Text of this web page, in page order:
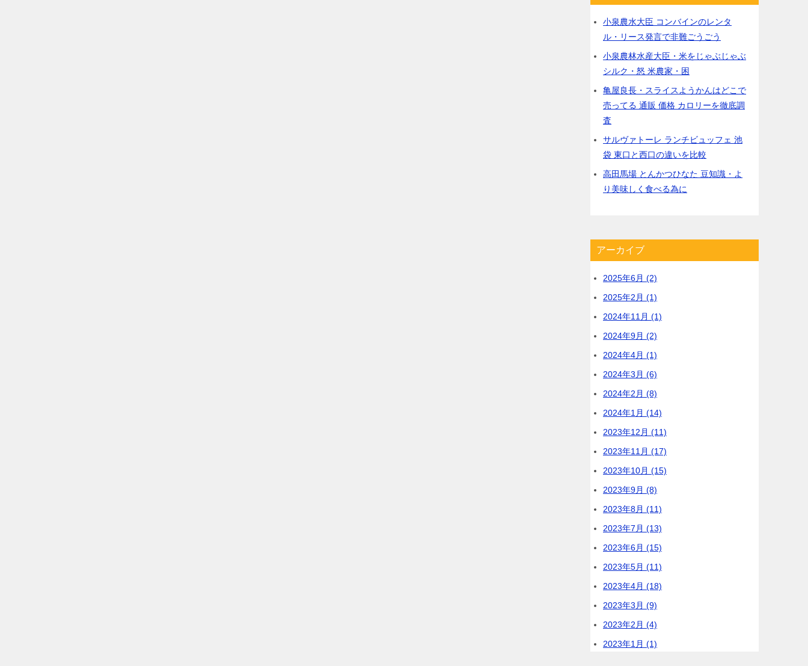
小泉農水大臣 コンバインのレンタ
ル・リース発言で非難ごうごう
小泉農林水産大臣・米をじゃぶじゃぶ
シルク・怒 米農家・困
亀屋良長・スライスようかんはどこで
売ってる 通販 価格 カロリーを徹底調
査
サルヴァトーレ ランチビュッフェ 池
袋 東口と西口の違いを比較
高田馬場 とんかつひなた 豆知識・よ
り美味しく食べる為に
アーカイブ
2025年6月 (2)
2025年2月 (1)
2024年11月 (1)
2024年9月 (2)
2024年4月 (1)
2024年3月 (6)
2024年2月 (8)
2024年1月 (14)
2023年12月 (11)
2023年11月 (17)
2023年10月 (15)
2023年9月 (8)
2023年8月 (11)
2023年7月 (13)
2023年6月 (15)
2023年5月 (11)
2023年4月 (18)
2023年3月 (9)
2023年2月 (4)
2023年1月 (1)